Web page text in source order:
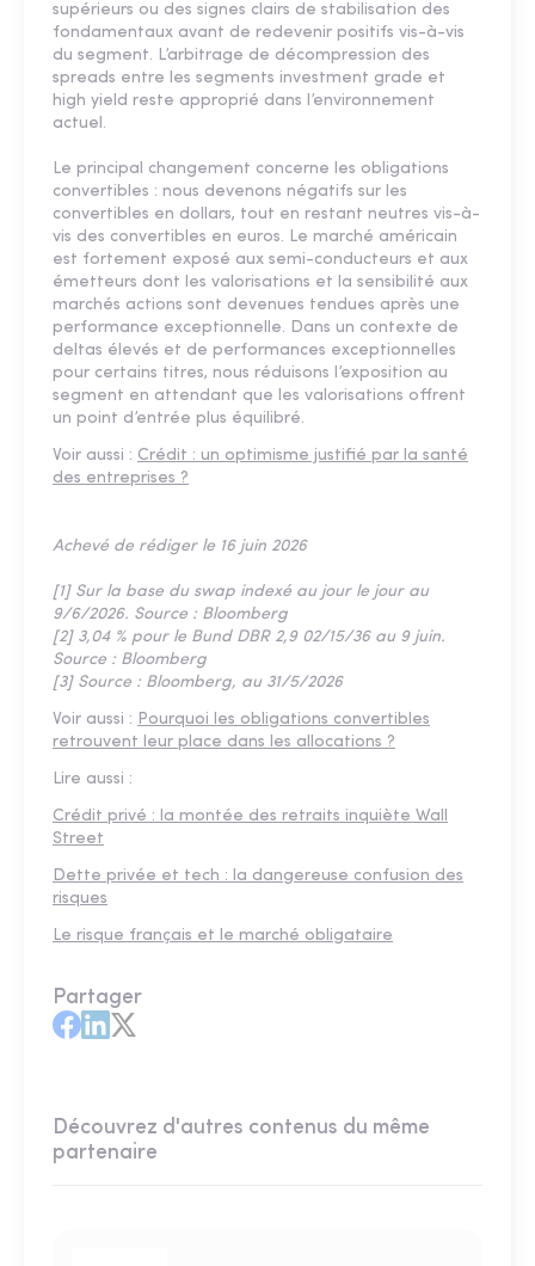
supérieurs ou des signes clairs de stabilisation des
fondamentaux avant de redevenir positifs vis-à-vis
du segment. L’arbitrage de décompression des
spreads entre les segments investment grade et
high yield reste approprié dans l’environnement
actuel.
Le principal changement concerne les obligations
convertibles : nous devenons négatifs sur les
convertibles en dollars, tout en restant neutres vis-à-
vis des convertibles en euros. Le marché américain
est fortement exposé aux semi-conducteurs et aux
émetteurs dont les valorisations et la sensibilité aux
marchés actions sont devenues tendues après une
performance exceptionnelle. Dans un contexte de
deltas élevés et de performances exceptionnelles
pour certains titres, nous réduisons l’exposition au
segment en attendant que les valorisations offrent
un point d’entrée plus équilibré.
Voir aussi : Crédit : un optimisme justifié par la santé
des entreprises ?
Achevé de rédiger le 16 juin 2026
[1] Sur la base du swap indexé au jour le jour au
9/6/2026. Source : Bloomberg
[2] 3,04 % pour le Bund DBR 2,9 02/15/36 au 9 juin.
Source : Bloomberg
[3] Source : Bloomberg, au 31/5/2026
Voir aussi : Pourquoi les obligations convertibles
retrouvent leur place dans les allocations ?
Lire aussi :
Crédit privé : la montée des retraits inquiète Wall
Street
Dette privée et tech : la dangereuse confusion des
risques
Le risque français et le marché obligataire
Partager
Découvrez d'autres contenus du même
partenaire